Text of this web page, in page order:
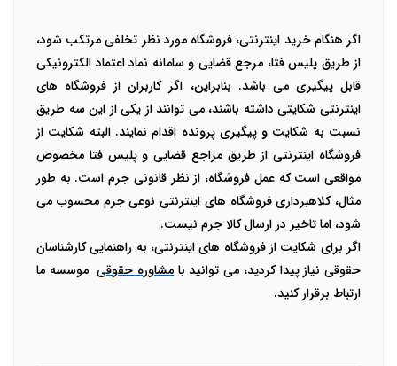
اگر هنگام خرید اینترنتی، فروشگاه مورد نظر تخلفی مرتکب شود،
از طریق پلیس فتا، مرجع قضایی و سامانه نماد اعتماد الکترونیکی
قابل پیگیری می باشد. بنابراین، اگر کاربران از فروشگاه های
اینترنتی شکایتی داشته باشند، می توانند از یکی از این سه طریق
نسبت به شکایت و پیگیری پرونده اقدام نمایند. البته شکایت از
فروشگاه اینترنتی از طریق مراجع قضایی و پلیس فتا مخصوص
مواقعی است که عمل فروشگاه، از نظر قانونی جرم است. به طور
مثال، کلاهبرداری فروشگاه های اینترنتی نوعی جرم محسوب می
شود، اما تاخیر در ارسال کالا جرم نیست.
اگر برای شکایت ازفروشگاه های اینترنتی، به راهنمایی کارشناسان
حقوقی نیاز پیدا کردید، می توانید بامشاوره حقوقی موسسه ما
ارتباط برقرار کنید.